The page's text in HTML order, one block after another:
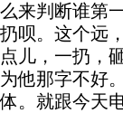
么来判断谁第
扔呗。这个远
点儿，一扔，
为他那字不好
体。就跟今天